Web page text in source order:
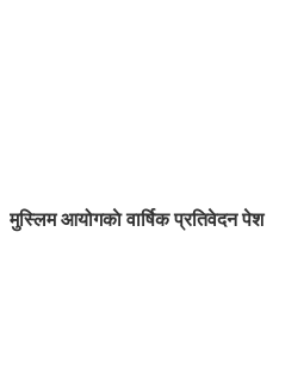
मुस्लिम आयोगकाे वार्षिक प्रतिवेदन पेश